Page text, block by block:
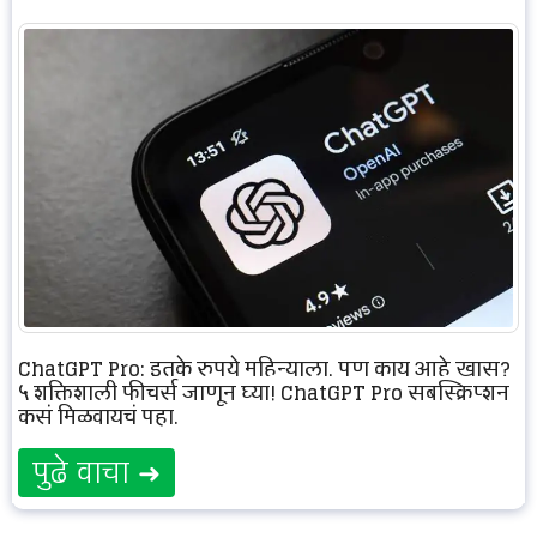
ChatGPT Pro: इतके रुपये महिन्याला, पण काय आहे खास?
५ शक्तिशाली फीचर्स जाणून घ्या! ChatGPT Pro सबस्क्रिप्शन
कसं मिळवायचं पहा.
पुढे वाचा ➜